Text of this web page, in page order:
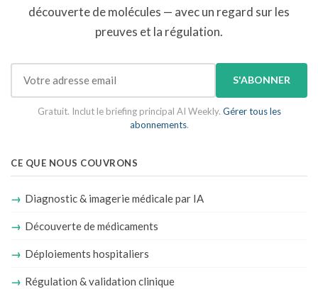
découverte de molécules — avec un regard sur les
preuves et la régulation.
S'ABONNER
Gratuit. Inclut le briefing principal AI Weekly. Gérer tous les
abonnements.
CE QUE NOUS COUVRONS
Diagnostic & imagerie médicale par IA
Découverte de médicaments
Déploiements hospitaliers
Régulation & validation clinique